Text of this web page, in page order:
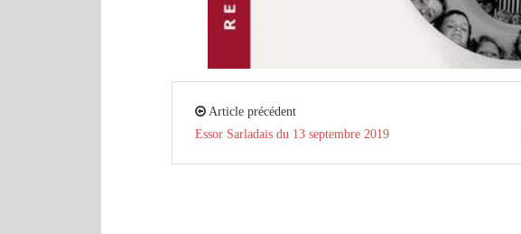
Article précédent
Essor Sarladais du 13 septembre 2019